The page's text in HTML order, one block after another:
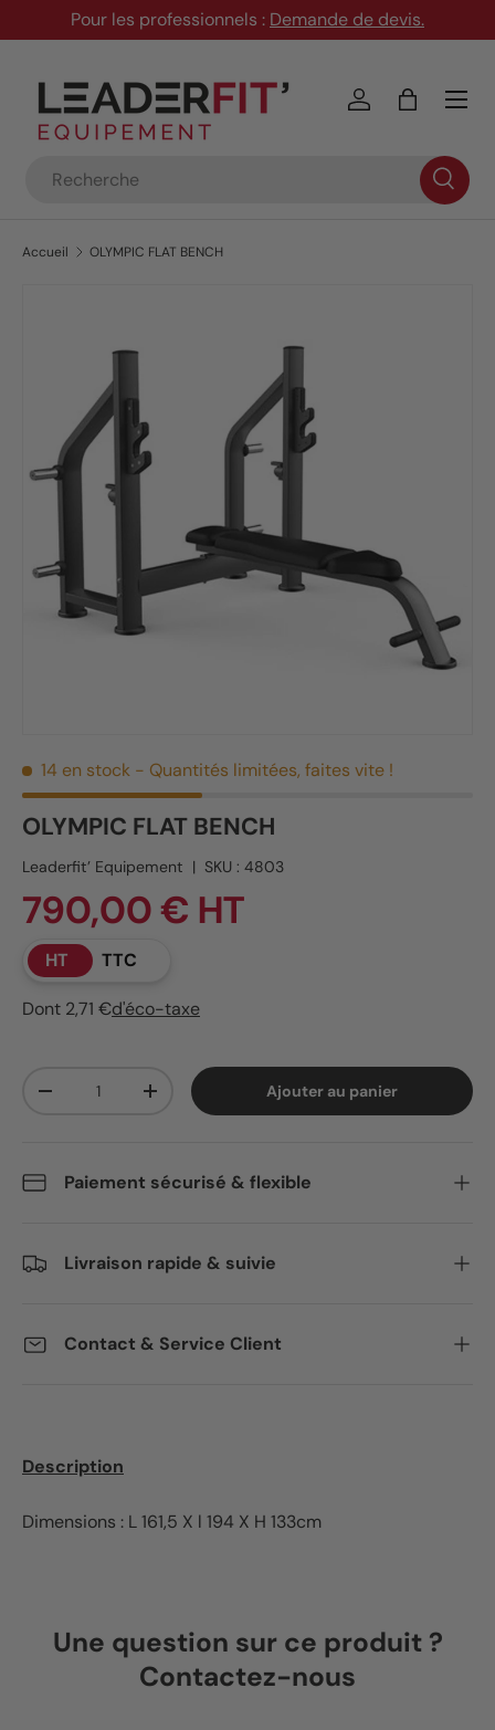
Aller au contenu
Pour les professionnels : Demande de devis.
Se connecter
Panier
Menu
Accueil OLYMPIC FLAT BENCH
14 en stock - Quantités limitées, faites vite !
OLYMPIC FLAT BENCH
Leaderfit’ Equipement | SKU : 4803
790,00 € HT
HT TTC
Dont 2,71 €d'éco-taxe
Diminuer la quantitéAugmenter la quantitéAjouter au panier
Paiement sécurisé & flexible
Livraison rapide & suivie
Contact & Service Client
Description
Dimensions : L 161,5 X l 194 X H 133cm
Une question sur ce produit ?
Contactez-nous